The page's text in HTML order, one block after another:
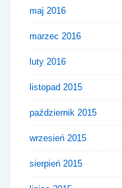
maj 2016
marzec 2016
luty 2016
listopad 2015
październik 2015
wrzesień 2015
sierpień 2015